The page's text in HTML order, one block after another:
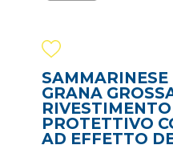
GRANA
PROTETTIVO
AD EFFETTO